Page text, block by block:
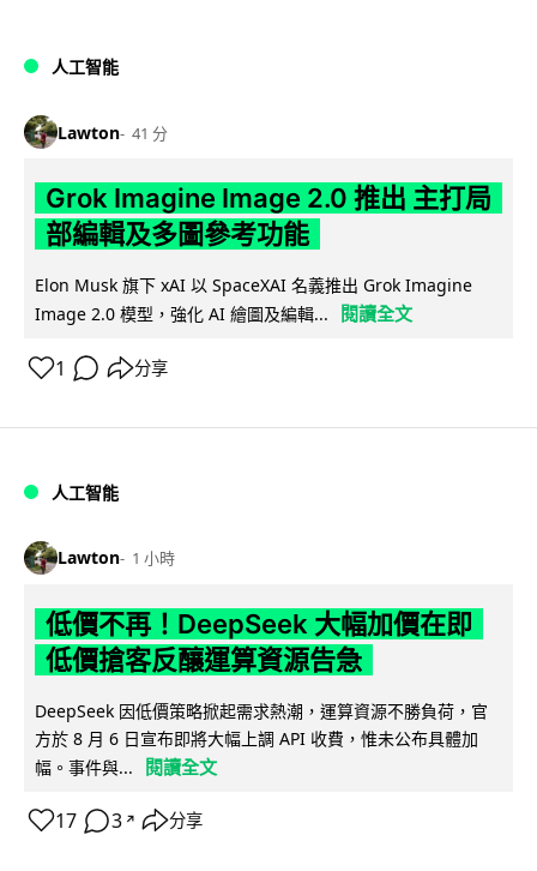
人工智能
Lawton 41 分
Grok Imagine Image 2.0 推出 主打局
部編輯及多圖參考功能
Elon Musk 旗下 xAI 以 SpaceXAI 名義推出 Grok Imagine
Image 2.0 模型，強化 AI 繪圖及編輯...
閱讀全文
1 分享
人工智能
Lawton 1 小時
低價不再！DeepSeek 大幅加價在即
低價搶客反釀運算資源告急
DeepSeek 因低價策略掀起需求熱潮，運算資源不勝負荷，官
方於 8 月 6 日宣布即將大幅上調 API 收費，惟未公布具體加
幅。事件與...
閱讀全文
17 3 ↗ 分享